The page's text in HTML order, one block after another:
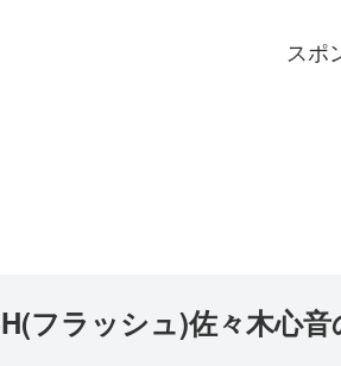
スポ
フラッシュ)佐々木心